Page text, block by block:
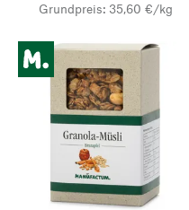
Grundpreis: 35,60 €/kg